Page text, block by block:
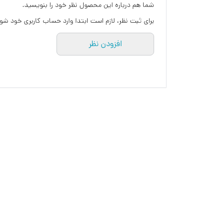
شما هم درباره این محصول نظر خود را بنویسید.
برای ثبت نظر، لازم است ابتدا وارد حساب کاربری خود
افزودن نظر